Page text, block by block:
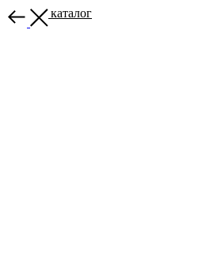
Назад в каталог